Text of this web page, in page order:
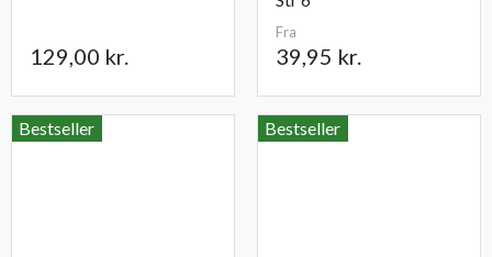
129,00 kr.
Fra
39,95 kr.
Bestseller Bestseller